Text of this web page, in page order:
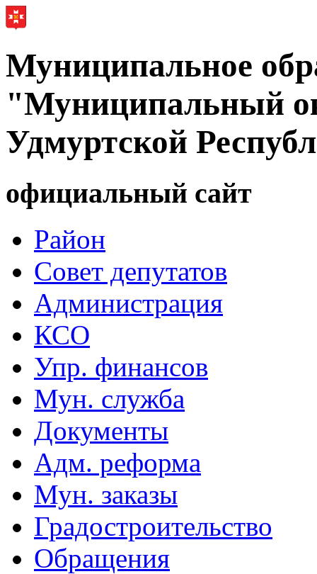
Муниципальное
"Муниципальный
Удмуртской
официальный сайт
Район
Совет депутатов
Администрация
КСО
Упр. финансов
Мун. служба
Документы
Адм. реформа
Мун. заказы
Градостроительство
Обращения